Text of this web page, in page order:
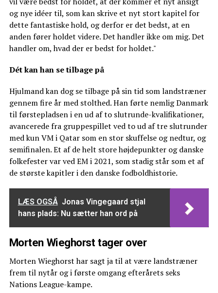
og nye idéer til, som kan skrive et nyt stort kapitel for
dette fantastiske hold, og derfor er det bedst, at en
anden fører holdet videre. Det handler ikke om mig. Det
handler om, hvad der er bedst for holdet."
Dét kan han se tilbage på
Hjulmand kan dog se tilbage på sin tid som landstræner
gennem fire år med stolthed. Han førte nemlig Danmark
til førstepladsen i en ud af to slutrunde-kvalifikationer,
avancerede fra gruppespillet ved to ud af tre slutrunder
med kun VM i Qatar som en stor skuffelse og nedtur, og
semifinalen. Et af de helt store højdepunkter og danske
folkefester var ved EM i 2021, som stadig står som et af
de største kapitler i den danske fodboldhistorie.
LÆS OGSÅ Jonas Vingegaard stjal
hans plads: Nu sætter han ord på
Morten Wieghorst tager over
Morten Wieghorst har sagt ja til at være landstræner
frem til nytår og i første omgang efterårets seks
Nations League-kampe.